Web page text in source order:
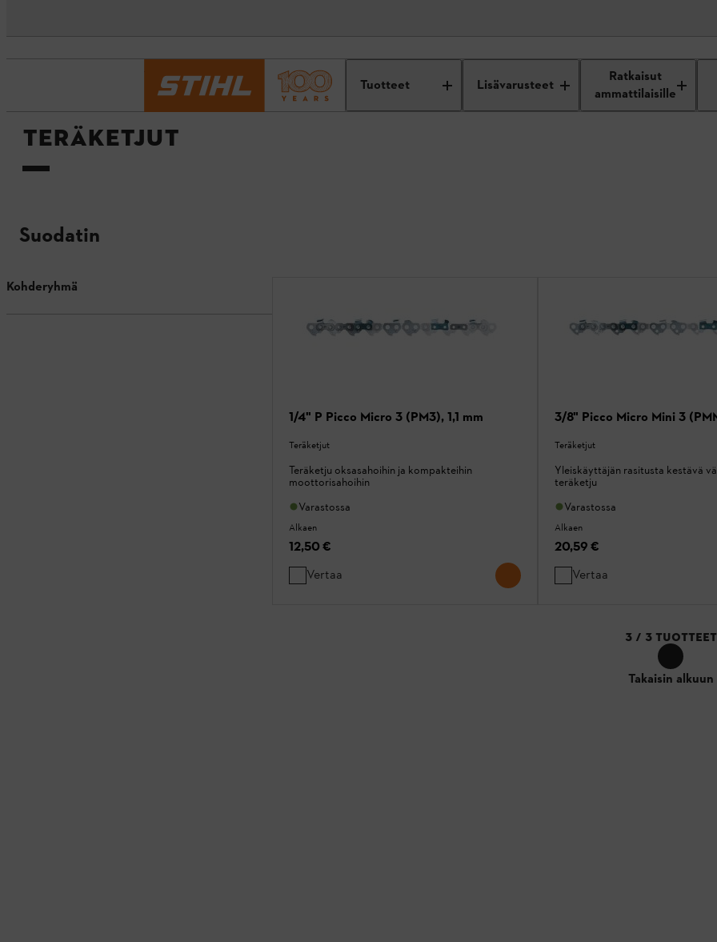
Tuotteet Lisävarusteet
Ratkaisut
ammattilaisille
TERÄKETJUT
Suodatin
Kohderyhmä
1/4" P Picco Micro 3 (PM3), 1,1 mm
Teräketjut
Teräketju oksasahoihin ja kompakteihin
moottorisahoihin
Varastossa
Alkaen
12,50 €
Vertaa
3/8" Picco Micro Mini 3
Teräketjut
Yleiskäyttäjän rasitusta kestävä
teräketju
Varastossa
Alkaen
20,59 €
Vertaa
3 / 3 TUOTTEET
Takaisin alkuun